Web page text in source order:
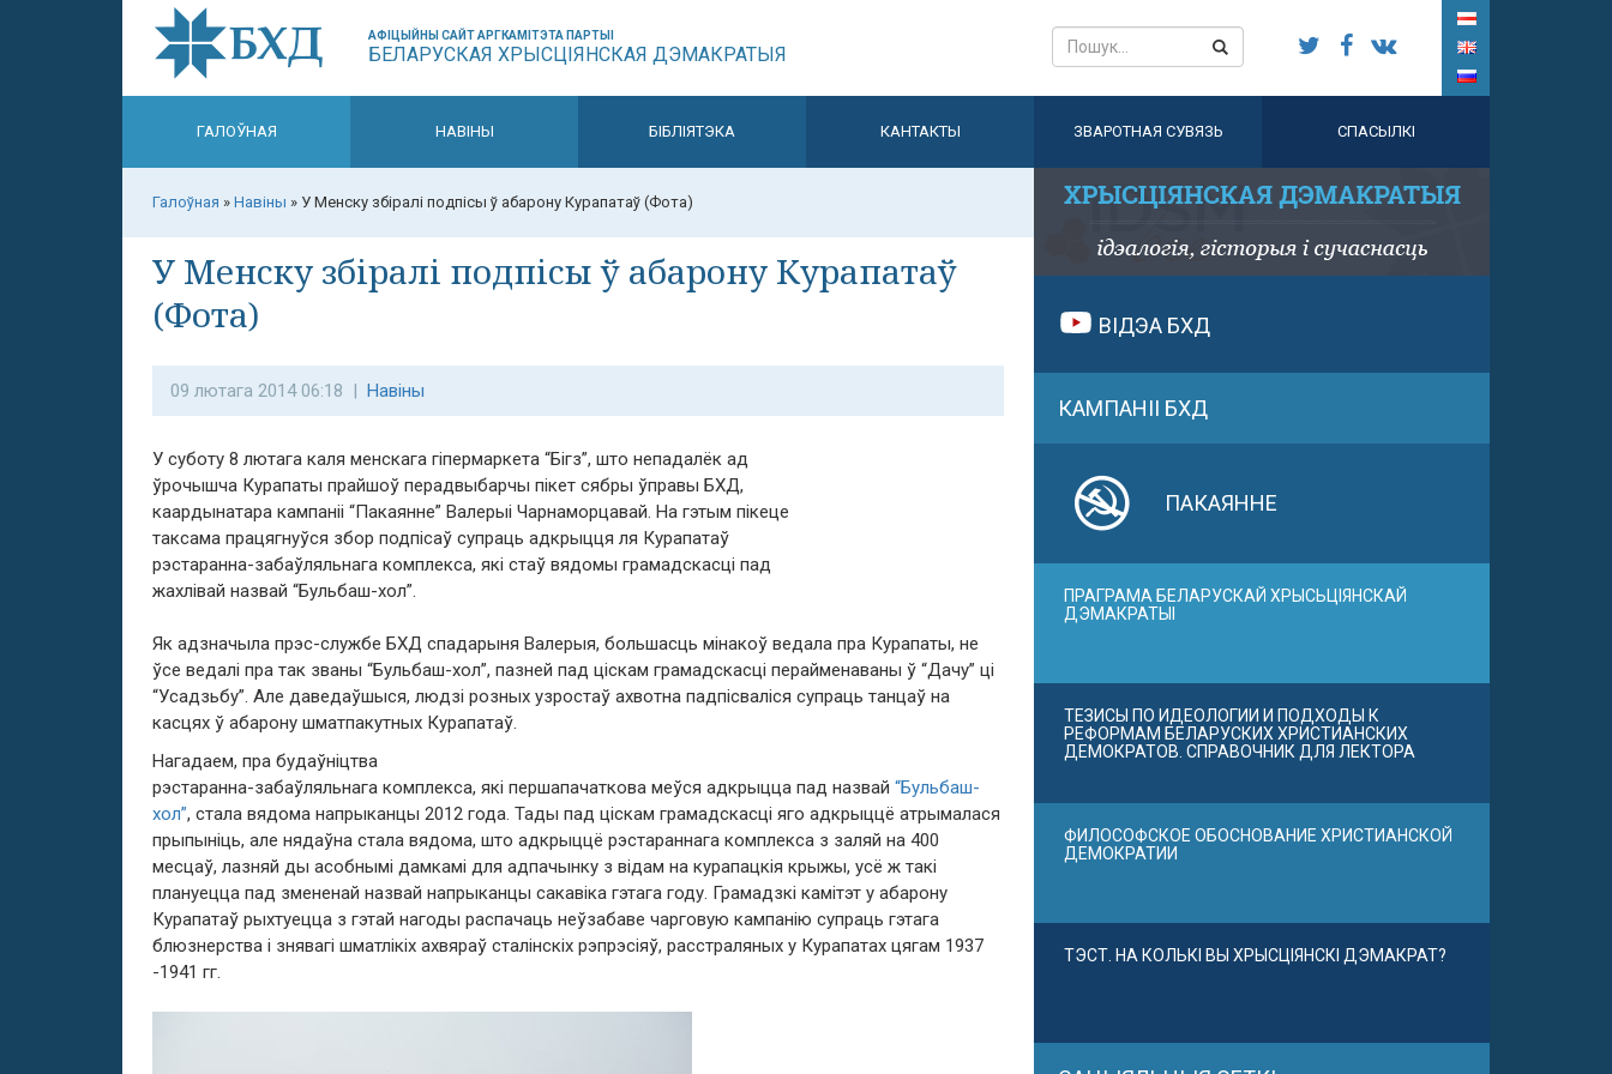
АФІЦЫЙНЫ САЙТ АРГКАМІТЭТА ПАРТЫІ
БЕЛАРУСКАЯ ХРЫСЦІЯНСКАЯ ДЭМАКРАТЫЯ
ГАЛОЎНАЯ НАВІНЫ БІБЛІЯТЭКА КАНТАКТЫ ЗВАРОТНАЯ СУВЯЗЬ СПАСЫЛКІ
Галоўная » Навіны » У Менску збіралі подпісы ў абарону Курапатаў (Фота)
У Менску збіралі подпісы ў абарону Курапатаў
(Фота)
09 лютага 2014 06:18 | Навіны
У суботу 8 лютага каля менскага гіпермаркета “Бігз”, што непадалёк ад
ўрочышча Курапаты прайшоў перадвыбарчы пікет сябры ўправы БХД,
каардынатара кампаніі “Пакаянне” Валерыі Чарнаморцавай. На гэтым пікеце
таксама працягнуўся збор подпісаў супраць адкрыцця ля Курапатаў
рэстаранна-забаўляльнага комплекса, які стаў вядомы грамадскасці пад
жахлівай назвай “Бульбаш-хол”.
Як адзначыла прэс-службе БХД спадарыня Валерыя, большасць мінакоў ведала пра Курапаты, не
ўсе ведалі пра так званы “Бульбаш-хол”, пазней пад ціскам грамадскасці перайменаваны ў “Дачу” ці
“Усадзьбу”. Але даведаўшыся, людзі розных узростаў ахвотна падпісваліся супраць танцаў на
касцях ў абарону шматпакутных Курапатаў.
Нагадаем, пра будаўніцтва
рэстаранна-забаўляльнага комплекса, які першапачаткова меўся адкрыцца пад назвай “Бульбаш-
хол”, стала вядома напрыканцы 2012 года. Тады пад ціскам грамадскасці яго адкрыццё атрымалася
прыпыніць, але нядаўна стала вядома, што адкрыццё рэстараннага комплекса з заляй на 400
месцаў, лазняй ды асобнымі дамкамі для адпачынку з відам на курапацкія крыжы, усё ж такі
плануецца пад змененай назвай напрыканцы сакавіка гэтага году. Грамадзкі камітэт у абарону
Курапатаў рыхтуецца з гэтай нагоды распачаць неўзабаве чарговую кампанію супраць гэтага
блюзнерства і знявагі шматлікіх ахвяраў сталінскіх рэпрэсіяў, расстраляных у Курапатах цягам 1937
-1941 гг.
ВІДЭА БХД
КАМПАНІІ БХД
ПАКАЯННЕ
ПРАГРАМА БЕЛАРУСКАЙ ХРЫСЬЦІЯНСКАЙ
ДЭМАКРАТЫІ
ТЕЗИСЫ ПО ИДЕОЛОГИИ И ПОДХОДЫ К
РЕФОРМАМ БЕЛАРУСКИХ ХРИСТИАНСКИХ
ДЕМОКРАТОВ. СПРАВОЧНИК ДЛЯ ЛЕКТОРА
ФИЛОСОФСКОЕ ОБОСНОВАНИЕ ХРИСТИАНСКОЙ
ДЕМОКРАТИИ
ТЭСТ. НА КОЛЬКІ ВЫ ХРЫСЦІЯНСКІ ДЭМАКРАТ?